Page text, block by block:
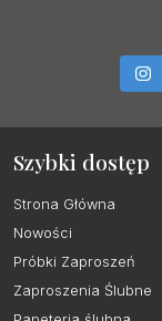
Szybki dostęp
Strona Główna
Nowości
Próbki Zaproszeń
Zaproszenia Ślubne